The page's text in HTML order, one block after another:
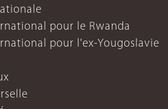
pour le Rwanda
pour l'ex-Yougoslavie